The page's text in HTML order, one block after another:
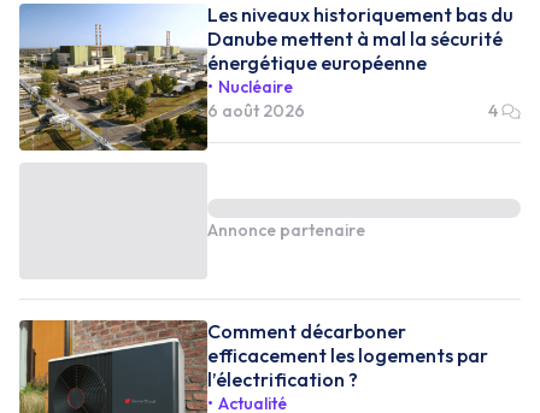
Les niveaux historiquement bas du
Danube mettent à mal la sécurité
énergétique européenne
Nucléaire
6 août 2026
4
Annonce partenaire
Comment décarboner
efficacement les logements par
l’électrification ?
Actualité